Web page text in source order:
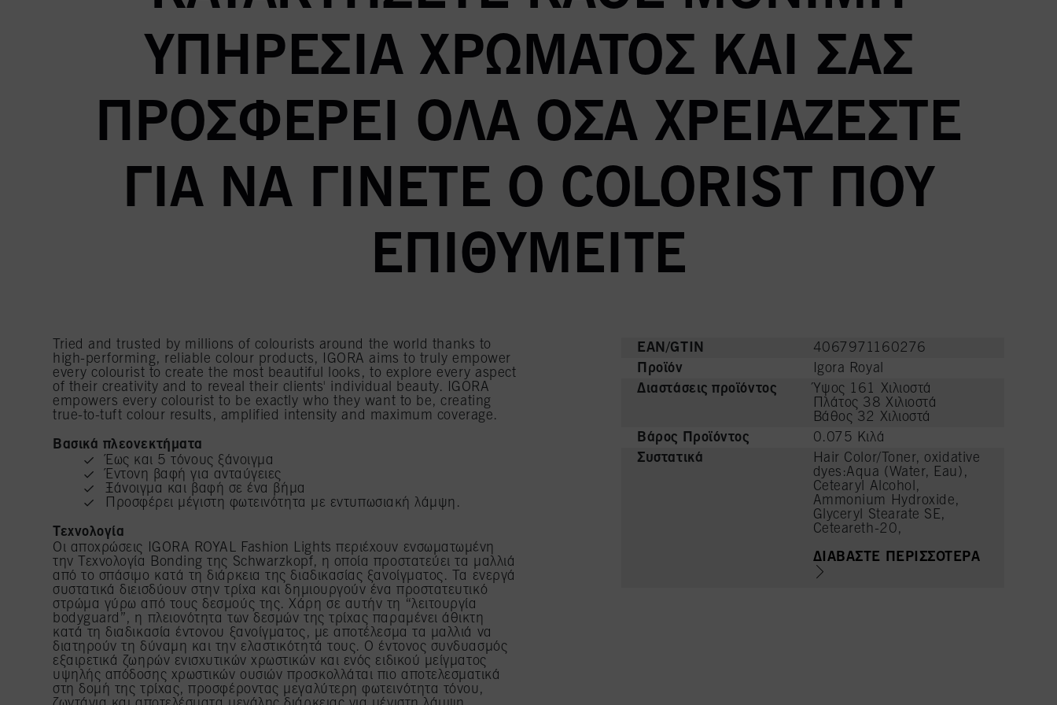
ΥΠΗΡΕΣΊΑ ΧΡΏΜΑΤΟΣ ΚΑΙ ΣΑΣ
ΠΡΟΣΦΈΡΕΙ ΌΛΑ ΌΣΑ ΧΡΕΙΆΖΕΣΤΕ
ΓΙΑ ΝΑ ΓΊΝΕΤΕ Ο COLORIST ΠΟΥ
ΕΠΙΘΥΜΕΊΤΕ
Tried and trusted by millions of colourists around the world thanks to
high-performing, reliable colour products, IGORA aims to truly empower
every colourist to create the most beautiful looks, to explore every aspect
of their creativity and to reveal their clients' individual beauty. IGORA
empowers every colourist to be exactly who they want to be, creating
true-to-tuft colour results, amplified intensity and maximum coverage.
Βασικά πλεονεκτήματα
Έως και 5 τόνους ξάνοιγμα
Έντονη βαφή για ανταύγειες
Ξάνοιγμα και βαφή σε ένα βήμα
Προσφέρει μέγιστη φωτεινότητα με εντυπωσιακή λάμψη.
Τεχνολογία
Οι αποχρώσεις IGORA ROYAL Fashion Lights περιέχουν ενσωματωμένη
την Τεχνολογία Bonding της Schwarzkopf, η οποία προστατεύει τα μαλλιά
από το σπάσιμο κατά τη διάρκεια της διαδικασίας ξανοίγματος. Τα ενεργά
συστατικά διεισδύουν στην τρίχα και δημιουργούν ένα προστατευτικό
στρώμα γύρω από τους δεσμούς της. Χάρη σε αυτήν τη “λειτουργία
bodyguard”, η πλειονότητα των δεσμών της τρίχας παραμένει άθικτη
κατά τη διαδικασία έντονου ξανοίγματος, με αποτέλεσμα τα μαλλιά να
διατηρούν τη δύναμη και την ελαστικότητά τους. Ο έντονος συνδυασμός
εξαιρετικά ζωηρών ενισχυτικών χρωστικών και ενός ειδικού μείγματος
υψηλής απόδοσης χρωστικών ουσιών προσκολλάται πιο αποτελεσματικά
στη δομή της τρίχας, προσφέροντας μεγαλύτερη φωτεινότητα τόνου,
EAN/GTIN
4067971160276
Προϊόν
Igora Royal
Διαστάσεις προϊόντος
Ύψος 161 Χιλιοστά
Πλάτος 38 Χιλιοστά
Βάθος 32 Χιλιοστά
Βάρος Προϊόντος
0.075 Κιλά
Συστατικά
Hair Color/Toner, oxidative
dyes:Aqua (Water, Eau),
Cetearyl Alcohol,
Ammonium Hydroxide,
Glyceryl Stearate SE,
Ceteareth-20,
Laureth Sulfate, Succinic
Acid, Sodium Cetearyl
ΔΙΑΒΆΣΤΕ ΠΕΡΙΣΣΌΤΕΡΑ